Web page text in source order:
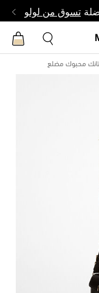
تسوق من لولو
محبوك مضلع